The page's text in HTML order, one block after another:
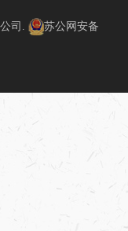
司.
苏公网安备